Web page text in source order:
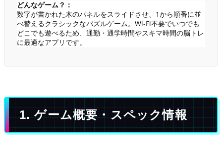
どんなゲーム？：
数字が書かれた木のパネルをスライドさせ、1から順番に並
べ替えるクラシックなパズルゲーム。Wi-Fi不要でいつでも
どこでも遊べるため、通勤・通学時間やスキマ時間の脳トレ
に最適なアプリです。
1. ゲーム概要・スペック情報